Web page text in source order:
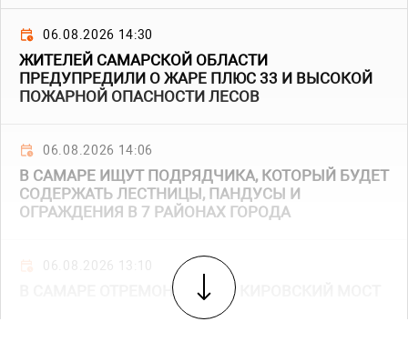
06.08.2026 14:30
ЖИТЕЛЕЙ САМАРСКОЙ ОБЛАСТИ
ПРЕДУПРЕДИЛИ О ЖАРЕ ПЛЮС 33 И ВЫСОКОЙ
ПОЖАРНОЙ ОПАСНОСТИ ЛЕСОВ
06.08.2026 14:06
В САМАРЕ ИЩУТ ПОДРЯДЧИКА, КОТОРЫЙ БУДЕТ
СОДЕРЖАТЬ ЛЕСТНИЦЫ, ПАНДУСЫ И
ОГРАЖДЕНИЯ В 7 РАЙОНАХ ГОРОДА
06.08.2026 13:10
В САМАРЕ ОТРЕМОНТИРУЮТ КИРОВСКИЙ МОСТ